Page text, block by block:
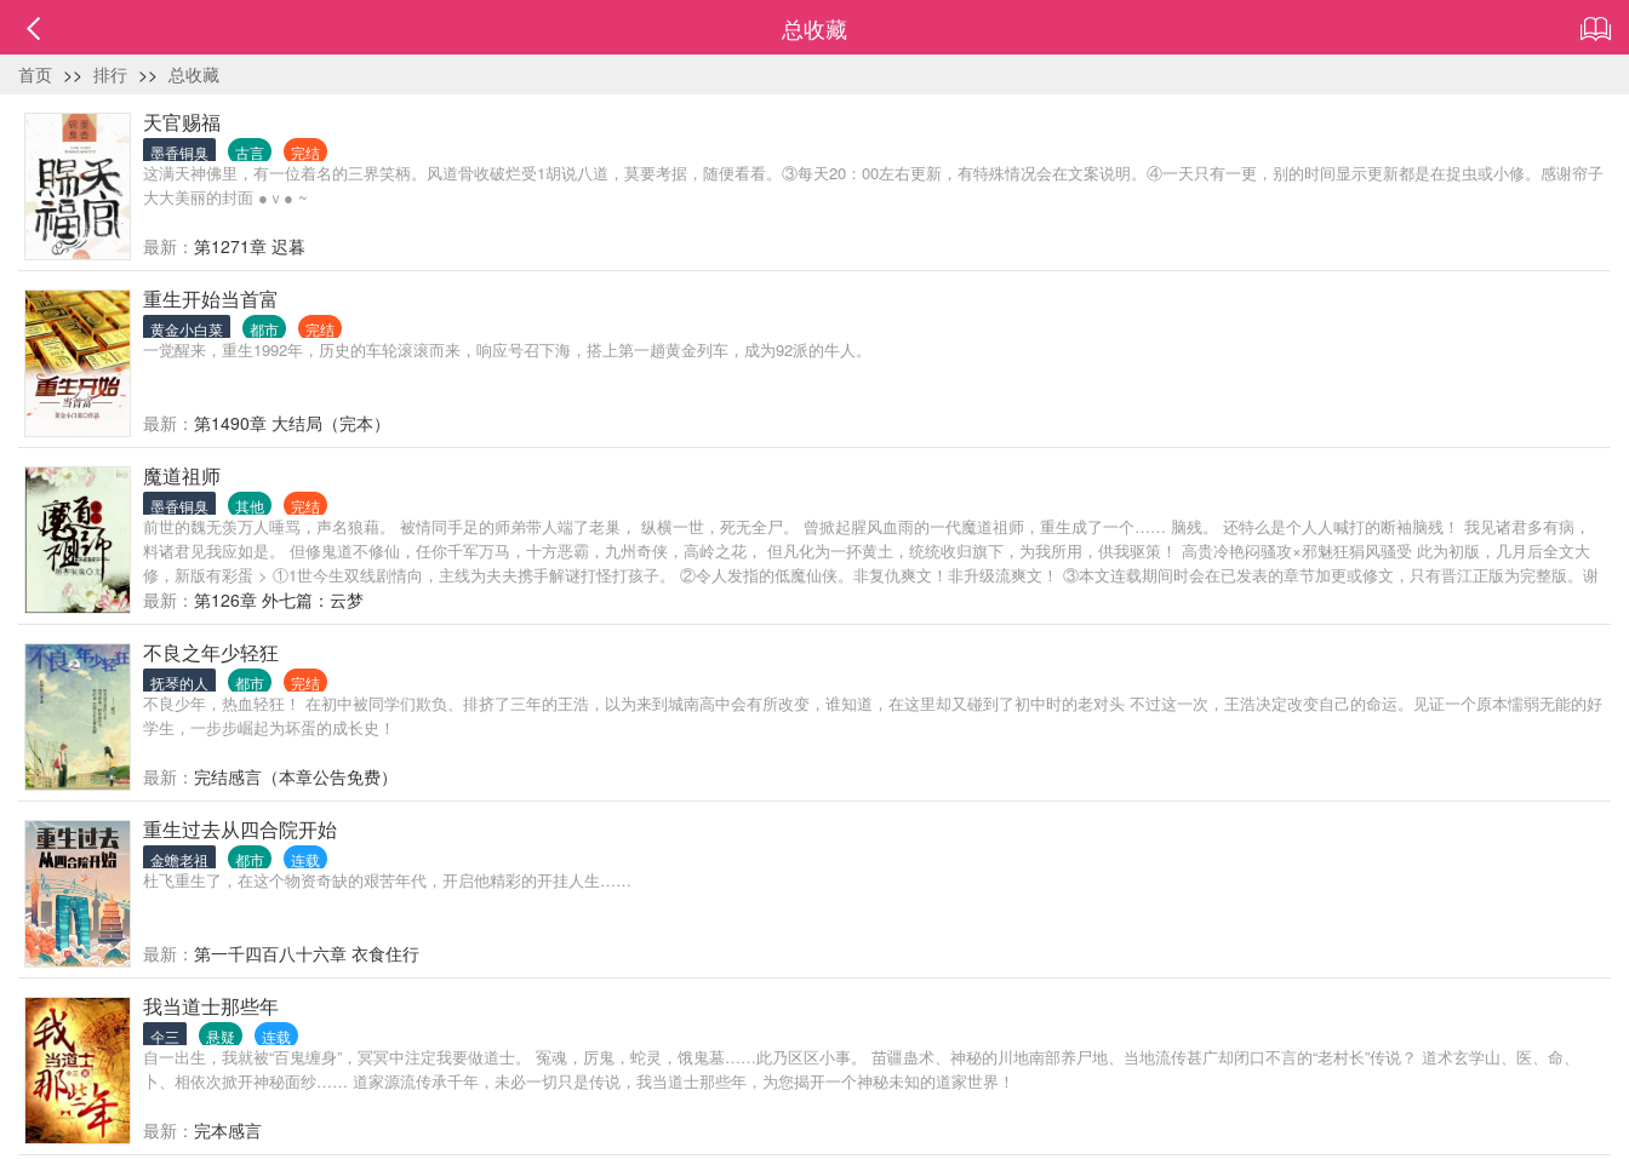
总收藏
首页 >> 排行 >> 总收藏
天官赐福
墨香铜臭 古言 完结
这满天神佛里，有一位着名的三界笑柄。风道骨收破烂受1胡说八道，莫要考据，随便看看。③每天20：00左右更新，有特殊情况会在文案说明。④一天只有一更，别的时间显示更新都是在捉虫或小修。感谢帘子
大大美丽的封面 ●ｖ● ~
最新： 第1271章 迟暮
重生开始当首富
黄金小白菜 都市 完结
一觉醒来，重生1992年，历史的车轮滚滚而来，响应号召下海，搭上第一趟黄金列车，成为92派的牛人。
最新： 第1490章 大结局（完本）
魔道祖师
墨香铜臭 其他 完结
前世的魏无羡万人唾骂，声名狼藉。 被情同手足的师弟带人端了老巢， 纵横一世，死无全尸。 曾掀起腥风血雨的一代魔道祖师，重生成了一个…… 脑残。 还特么是个人人喊打的断袖脑残！ 我见诸君多有病，
料诸君见我应如是。 但修鬼道不修仙，任你千军万马，十方恶霸，九州奇侠，高岭之花， 但凡化为一抔黄土，统统收归旗下，为我所用，供我驱策！ 高贵冷艳闷骚攻×邪魅狂狷风骚受 此为初版，几月后全文大
修，新版有彩蛋 > ①1世今生双线剧情向，主线为夫夫携手解谜打怪打孩子。 ②令人发指的低魔仙侠。非复仇爽文！非升级流爽文！ ③本文连载期间时会在已发表的章节加更或修文，只有晋江正版为完整版。谢
绝转载。 > 感谢补分的妹子们，但是请不要发“撒花”、“补分”这些一两个字的评论，也不要每章都复制粘贴同样的内容补分啦，因为这些是晋江认定的违规评论，会被清理掉的，所以评论有感而发就好，谢谢大
家！ ★戳作者名字或此图片进入我的专栏，可围观作者其他作品，收藏了专栏以后还可以在收藏列表→作者收藏里查看新文和新动向ヾ(●ω●)ノ★~ 完本穿书文《人渣反派自救系统》： 一个很严肃的公告： 1，
重申+强调：请不要把我的文和其他作者的文进行比较。这是让两个作者都很尴尬且讨厌的事，给双方读者的感观也极差。把两个文放在一起会造成很多不必要的误会和摩擦冲突。 我的心愿是……世界和平。要
贪一时嘴爽。拒绝比较！拒绝拉踩！ 2，不要在无关的地方刷我和我的文。比如其他作者的文下、群、微博等等。也请一定不要在无关画手微博底下刷我的作品或是乱猜人物。爱是克制。过度安利往往适得其
反，不分场合到处刷只会很尴尬，甚至招来反感，实在不希望这种事情发生。 3，最重要的一点——我不知道是不是真的有读者会去给不认识的人发私信提我或者我的文，但是我还是强调一下：【请不要打着安
利我的文的旗号去给不认识的人发私信。拒绝以任何形式在私信里带我本人或者我的文强行出镜】。不管是推荐也好怎么也好，通通不需要！我极度排斥这种行为，我和我认识的人都绝对不会干这种事，拒绝背
锅。 毕竟世界上并不存在也不掌控它。我只是一个业余爱好写点文的普通人罢了，三次元也要为自己的生活奔波，这些已经占据了我全部时间和精力，实在□□乏术去监控他人的行为。说实话我也没能力约束，只
能口头请求。而这次，已经是我第三次表态了。公告一次写的比一次长，每次写都要绞尽脑汁左右为难，但愿我今后不用再写这种东西，只用写文就行了。除此之外，我就只能寄希望于大家相互转告，相互监督
了。我相信大多数读者都是理智的，所以，拜托大家如果遇到了以下的情况，请相互提醒一下吧。谢谢！ 这段文字我在第一章、文案、专栏都会放一份，挂到什么时候看心情，应该是讲得非常清楚了。如果真的
是喜欢我的文的读者，是一定会看到的 ^_^ 如果能看到这里并且没有问题，感谢理解。比哈特，爱你们。——20160412 2016年元宵赛诗会参赛诗作一览： 感谢各位油菜花读者妹子们的踊跃参与（づ￣3￣）づ╭
心～
最新： 第126章 外七篇：云梦
不良之年少轻狂
抚琴的人 都市 完结
不良少年，热血轻狂！ 在初中被同学们欺负、排挤了三年的王浩，以为来到城南高中会有所改变，谁知道，在这里却又碰到了初中时的老对头 不过这一次，王浩决定改变自己的命运。见证一个原本懦弱无能的好
学生，一步步崛起为坏蛋的成长史！
最新： 完结感言（本章公告免费）
重生过去从四合院开始
金蟾老祖 都市 连载
杜飞重生了，在这个物资奇缺的艰苦年代，开启他精彩的开挂人生……
最新： 第一千四百八十六章 衣食住行
我当道士那些年
仐三 悬疑 连载
自一出生，我就被“百鬼缠身”，冥冥中注定我要做道士。 冤魂，厉鬼，蛇灵，饿鬼墓……此乃区区小事。 苗疆蛊术、神秘的川地南部养尸地、当地流传甚广却闭口不言的“老村长”传说？ 道术玄学山、医、命、
卜、相依次掀开神秘面纱…… 道家源流传承千年，未必一切只是传说，我当道士那些年，为您揭开一个神秘未知的道家世界！
最新： 完本感言